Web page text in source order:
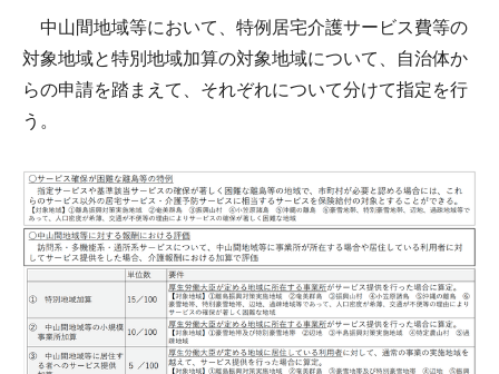
中山間地域等において、特例居宅介護サービス費等の
対象地域と特別地域加算の対象地域について、自治体か
らの申請を踏まえて、それぞれについて分けて指定を行
う。